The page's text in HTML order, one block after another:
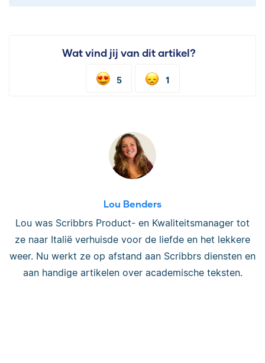
Wat vind jij van dit artikel?
5 1
Lou Benders
Lou was Scribbrs Product- en Kwaliteitsmanager tot
ze naar Italië verhuisde voor de liefde en het lekkere
weer. Nu werkt ze op afstand aan Scribbrs diensten en
aan handige artikelen over academische teksten.